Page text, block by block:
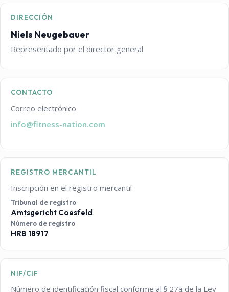
DIRECCIÓN
Niels Neugebauer
Representado por el director general
CONTACTO
Correo electrónico
info@fitness-nation.com
REGISTRO MERCANTIL
Inscripción en el registro mercantil
Tribunal de registro
Amtsgericht Coesfeld
Número de registro
HRB 18917
NIF/CIF
Número de identificación fiscal conforme al § 27a de la Ley